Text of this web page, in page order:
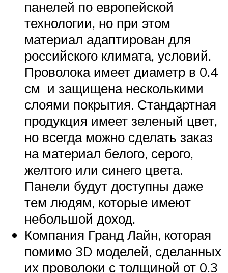
панелей по европейской
технологии, но при этом
материал адаптирован для
российского климата, условий.
Проволока имеет диаметр в 0.4
см и защищена несколькими
слоями покрытия. Стандартная
продукция имеет зеленый цвет,
но всегда можно сделать заказ
на материал белого, серого,
желтого или синего цвета.
Панели будут доступны даже
тем людям, которые имеют
небольшой доход.
Компания Гранд Лайн, которая
помимо 3D моделей, сделанных
их проволоки с толщиной от 0.3